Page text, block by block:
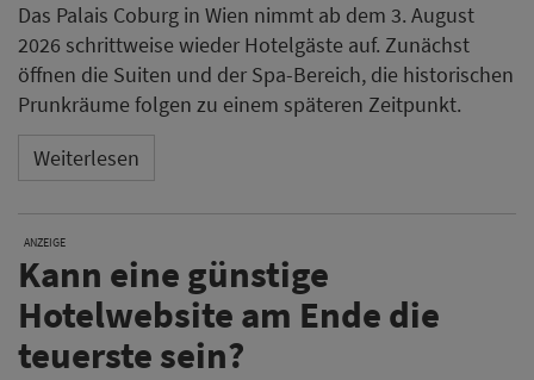
Das Palais Coburg in Wien nimmt ab dem 3. August
2026 schrittweise wieder Hotelgäste auf. Zunächst
öffnen die Suiten und der Spa-Bereich, die historischen
Prunkräume folgen zu einem späteren Zeitpunkt.
Weiterlesen
ANZEIGE
Kann eine günstige
Hotelwebsite am Ende die
teuerste sein?